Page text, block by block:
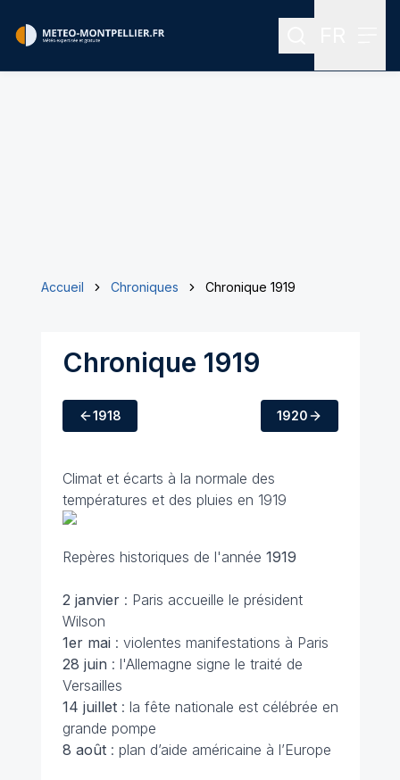
Rechercher
Accueil Chroniques Chronique 1919
Chronique 1919
1918 1920
Climat et écarts à la normale des
températures et des pluies en 1919
Repères historiques de l'année 1919
2 janvier: Paris accueille le président
Wilson
1er mai : violentes manifestations à Paris
28 juin : l'Allemagne signe le traité de
Versailles
14 juillet: la fête nationale est célébrée en
grande pompe
8 août: plan d’aide américaine à l’Europe